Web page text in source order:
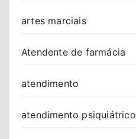
artes marciais
Atendente de farmácia
atendimento
atendimento psiquiátrico